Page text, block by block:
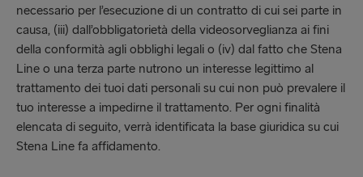
necessario per l’esecuzione di un contratto di cui sei parte in
causa, (iii) dall’obbligatorietà della videosorveglianza ai fini
della conformità agli obblighi legali o (iv) dal fatto che Stena
Line o una terza parte nutrono un interesse legittimo al
trattamento dei tuoi dati personali su cui non può prevalere il
tuo interesse a impedirne il trattamento. Per ogni finalità
elencata di seguito, verrà identificata la base giuridica su cui
Stena Line fa affidamento.